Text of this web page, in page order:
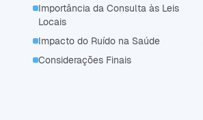
Importância da Consulta às Leis
Locais
Impacto do Ruído na Saúde
Considerações Finais